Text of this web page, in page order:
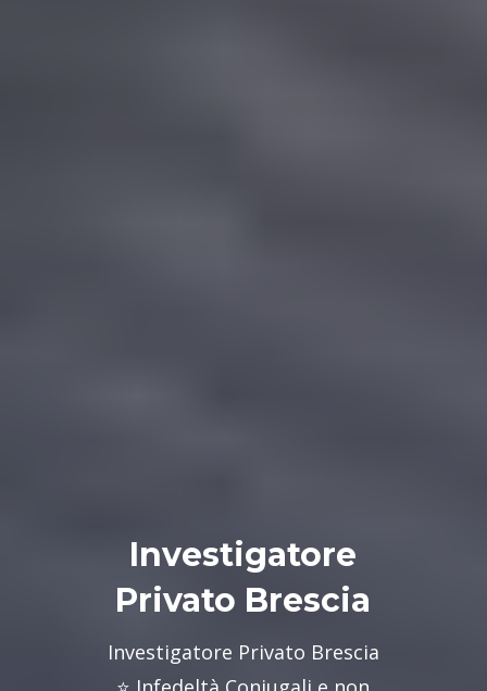
Investigatore
Privato Brescia
Investigatore Privato Brescia